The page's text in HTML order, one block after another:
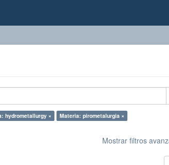
hydrometallurgy ×
Materia: pirometalurgia ×
Mostrar filtros